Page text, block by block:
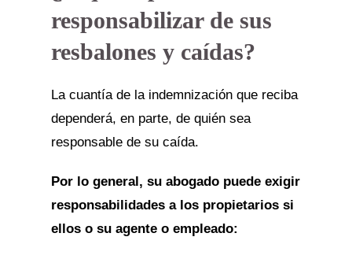
responsabilizar de sus
resbalones y caídas?
La cuantía de la indemnización que reciba
dependerá, en parte, de quién sea
responsable de su caída.
Por lo general, su abogado puede exigir
responsabilidades a los propietarios si
ellos o su agente o empleado: